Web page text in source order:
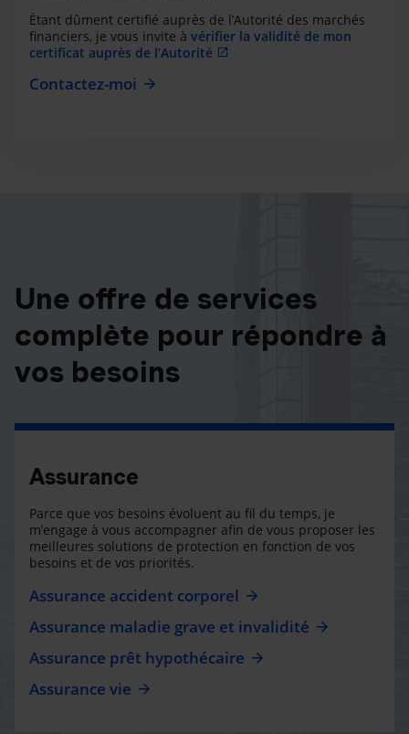
Étant dûment certifié auprès de l’Autorité des marchés
financiers, je vous invite à vérifier la validité de mon
certificat auprès de l’Autorité
Contactez-moi
Une offre de services
complète pour répondre à
vos besoins
Assurance
Parce que vos besoins évoluent au fil du temps, je
m’engage à vous accompagner afin de vous proposer les
meilleures solutions de protection en fonction de vos
besoins et de vos priorités.
Assurance accident corporel
Assurance maladie grave et invalidité
Assurance prêt hypothécaire
Assurance vie